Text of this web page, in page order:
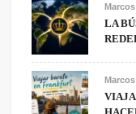
Marcos
LA
Marcos